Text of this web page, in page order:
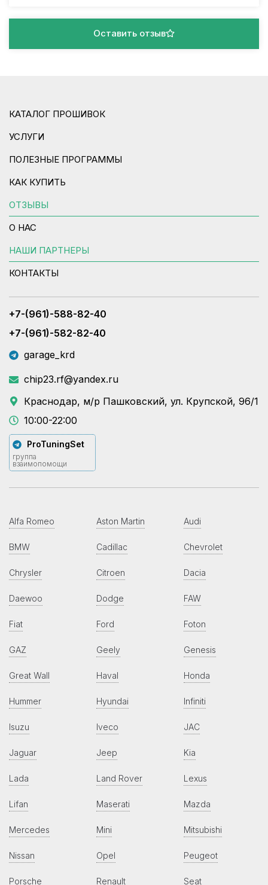
Оставить отзыв
КАТАЛОГ ПРОШИВОК
УСЛУГИ
ПОЛЕЗНЫЕ ПРОГРАММЫ
КАК КУПИТЬ
ОТЗЫВЫ
О НАС
НАШИ ПАРТНЕРЫ
КОНТАКТЫ
+7-(961)-588-82-40
+7-(961)-582-82-40
garage_krd
chip23.rf@yandex.ru
Краснодар, м/р Пашковский, ул. Крупской, 96/1
10:00-22:00
ProTuningSet
группа
взаимопомощи
Alfa Romeo Aston Martin Audi
BMW Cadillac Chevrolet
Chrysler Citroen Dacia
Daewoo Dodge FAW
Fiat Ford Foton
GAZ Geely Genesis
Great Wall Haval Honda
Hummer Hyundai Infiniti
Isuzu Iveco JAC
Jaguar Jeep Kia
Lada Land Rover Lexus
Lifan Maserati Mazda
Mercedes Mini Mitsubishi
Nissan Opel Peugeot
Porsche Renault Seat